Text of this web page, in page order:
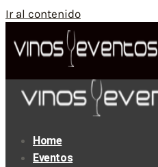
Ir al contenido
Home
Eventos